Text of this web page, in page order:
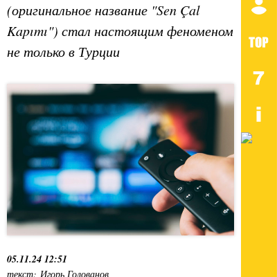
(оригинальное название "Sen Çal
Kapımı") стал настоящим феноменом
не только в Турции
05.11.24 12:51
текст: Игорь Голованов